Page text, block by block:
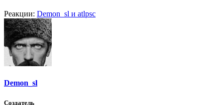
Реакции: Demon_sl и atlpsc
Demon_sl
Создатель